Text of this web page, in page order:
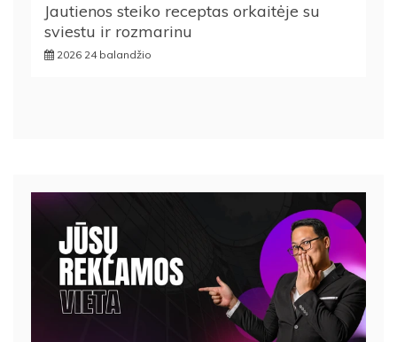
Jautienos steiko receptas orkaitėje su
sviestu ir rozmarinu
2026 24 balandžio